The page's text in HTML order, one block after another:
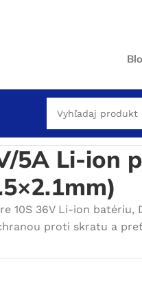
(DC 5.5×2.1mm)
5A Li-ion
10S 36V Li-ion batériu,
proti skratu a